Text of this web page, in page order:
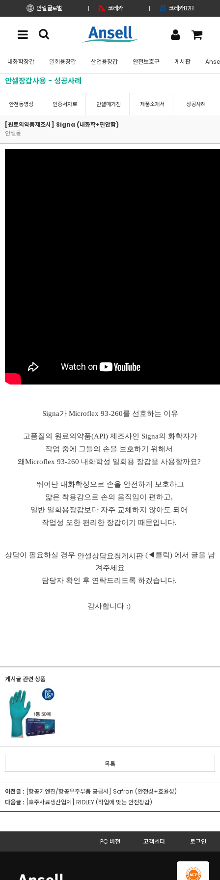
안셀 글로벌 코레카 코레카B2B
내화학장갑 일회용장갑 산업용장갑 안전보호구 게시판
안셀장갑사용 - 성공사례
안전동영상 인증서자료 안셀매거진 제품소개서 성공사례
[원료의약품제조사] Signa (내화학+편안함)
안셀몰
Signa가 Microflex 93-260를 선호하는 이유
고품질의 원료의약품(API) 제조사인 Signa의 화학자가
작업 중에 그들의 손을 보호하기 위해서
왜Microflex 93-260 내화학성 일회용 장갑을 사용할까요?
뛰어난 내화학성으로 손을 안전하게 보호하고
얇은 착용감으로 손의 움직임이 편하고,
일반 일회용장갑보다 자주 교체하지 않아도 되어
작업성 또한 편리한 장갑이기 때문입니다.
상담이 필요하실 경우 안셀상담요청게시판 (◀클릭) 에서 글을 남
겨주세요
담당자 확인 후 연락드리도록 하겠습니다.
감사합니다 :)
게시글 관련 상품
목록
이전글 : [항공기엔진/항공우주부품 공급사] Safran (안전성+효율성)
다음글 : [호주사료생산업체] RIDLEY (작업에 맞는 안전장갑)
PC 버전 고객센터 로그인